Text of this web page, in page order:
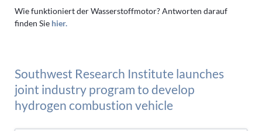
Wie funktioniert der Wasserstoffmotor? Antworten darauf
finden Sie hier.
Southwest Research Institute launches
joint industry program to develop
hydrogen combustion vehicle